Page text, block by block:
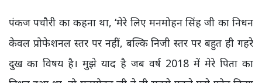
पंकज पचौरी का कहना था, ‘मेरे लिए मनमोहन सिंह जी का निधन
केवल प्रोफेशनल स्तर पर नहीं, बल्कि निजी स्तर पर बहुत ही गहरे
दुख का विषय है। मुझे याद है जब वर्ष 2018 में मेरे पिता का